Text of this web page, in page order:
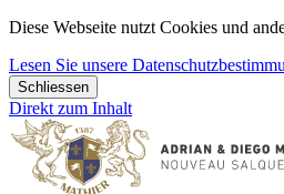
Diese Webseite nutzt Cookies und
Lesen Sie unsere
Schliessen
Direkt zum Inhalt